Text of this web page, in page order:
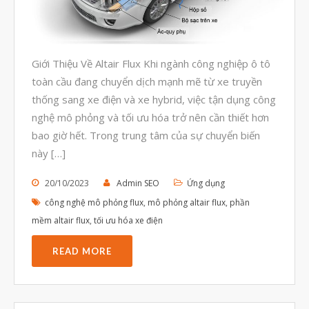
Tháng Tám 2023
Tháng Sáu 2023
Tháng Năm 2023
Tháng Tư 2023
Tháng Ba 2023
Tháng Một 2023
Tháng Mười Hai 2022
Tháng Tám 2022
Giới Thiệu Về Altair Flux Khi ngành công nghiệp ô tô
toàn cầu đang chuyển dịch mạnh mẽ từ xe truyền
thống sang xe điện và xe hybrid, việc tận dụng công
nghệ mô phỏng và tối ưu hóa trở nên cần thiết hơn
bao giờ hết. Trong trung tâm của sự chuyển biến
này […]
20/10/2023 Admin SEO
Ứng dụng
công nghệ mô phỏng flux, mô phỏng altair flux, phần
mềm altair flux, tối ưu hóa xe điện
READ MORE